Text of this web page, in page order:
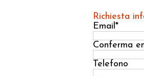
Richiesta
Email*
Conferma
Telefono